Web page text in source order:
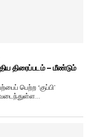
திரைப்படம் – மீண்டும்
பெற்ற ‘குப்பி’